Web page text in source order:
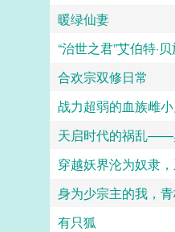
暖绿仙妻
“治世之君”艾伯特·
合欢宗双修日常
天启时代的祸乱——
穿越妖界沦为奴隶
有只狐